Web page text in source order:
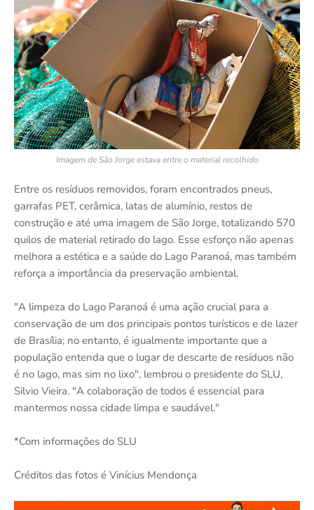
Imagem de São Jorge estava entre o material recolhido
Entre os resíduos removidos, foram encontrados pneus,
garrafas PET, cerâmica, latas de alumínio, restos de
construção e até uma imagem de São Jorge, totalizando 570
quilos de material retirado do lago. Esse esforço não apenas
melhora a estética e a saúde do Lago Paranoá, mas também
reforça a importância da preservação ambiental.
"A limpeza do Lago Paranoá é uma ação crucial para a
conservação de um dos principais pontos turísticos e de lazer
de Brasília; no entanto, é igualmente importante que a
população entenda que o lugar de descarte de resíduos não
é no lago, mas sim no lixo", lembrou o presidente do SLU,
Silvio Vieira. "A colaboração de todos é essencial para
mantermos nossa cidade limpa e saudável."
*Com informações do SLU
Créditos das fotos é Vinícius Mendonça